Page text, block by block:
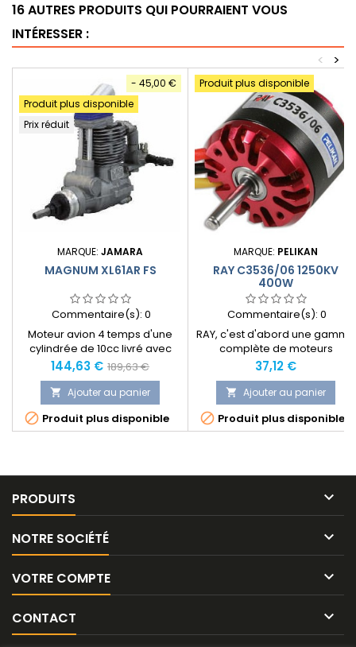
16 AUTRES PRODUITS QUI POURRAIENT VOUS
INTÉRESSER :
>
<
- 45,00 €
Produit plus disponible
Prix réduit
MARQUE: JAMARA
MAGNUM XL61AR FS
Commentaire(s): 0
Moteur avion 4 temps d'une
cylindrée de 10cc livré avec
silencieux.
Prix
144,63 € Prix
normal
189,63 €
 Ajouter au panier
 Produit plus disponible
Produit plus disponible
MARQUE: PELIKAN
RAY C3536/06 1250KV
400W
Commentaire(s): 0
RAY, c'est d'abord une gamme
complète de moteurs
brushless de grande qualité
pour répondre à toutes les
attentes des aéromodélistes,
quelque soit leur discipline.
Cette gamme peut motoriser
des avions de 200g à 5kg. Les
machine avec le plus grand
soin. Les connecteurs or sont
Prix
37,12 €
 Ajouter au panier
 Produit plus disponible
PRODUITS 
NOTRE SOCIÉTÉ 
VOTRE COMPTE 
CONTACT 